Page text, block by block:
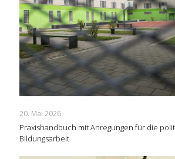
20. Mai 2026
Praxishandbuch mit Anregungen für die
Bildungsarbeit